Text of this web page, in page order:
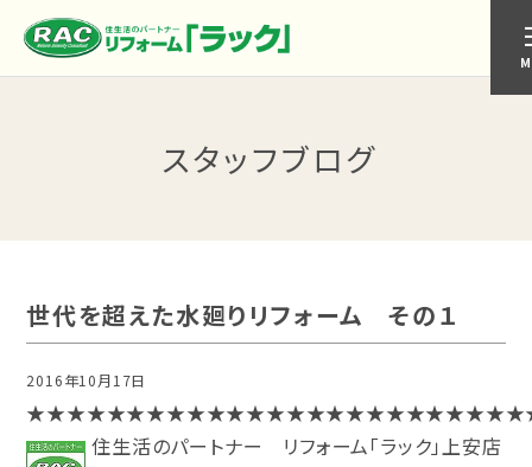
スタッフブログ
世代を超えた水廻りリフォーム その１
2016年10月17日
住生活のパートナー リフォーム「ラック」上安店